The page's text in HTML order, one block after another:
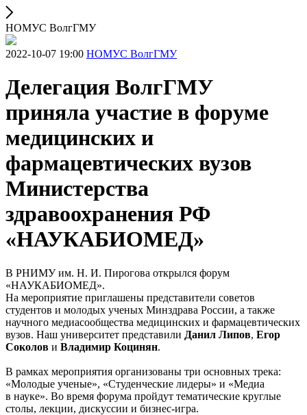
НОМУС ВолгГМУ
2022-10-07 19:00 НОМУС ВолгГМУ
Делегация ВолгГМУ
приняла участие в форуме
медицинских и
фармацевтических вузов
Министерства
здравоохранения РФ
«НАУКАБИОМЕД»
В РНИМУ им. Н. И. Пирогова открылся форум
«НАУКАБИОМЕД».
На мероприятие приглашены представители советов
студентов и молодых ученых Минздрава России, а также
научного медиасообщества медицинских и фармацевтических
вузов. Наш университет представили Данил Липов, Егор
Соколов и Владимир Коцинян.
В рамках мероприятия организованы три основных трека:
«Молодые ученые», «Студенческие лидеры» и «Медиа
в науке». Во время форума пройдут тематические круглые
столы, лекции, дискуссии и бизнес-игра.